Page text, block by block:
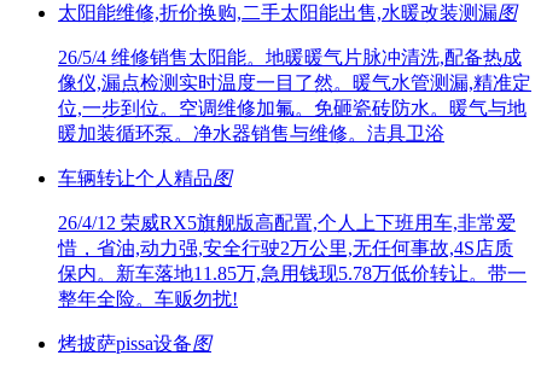
太阳能维修,折价换购,二手太阳能出售,水暖改装测漏图
26/5/4 维修销售太阳能。地暖暖气片脉冲清洗,配备热成
像仪,漏点检测实时温度一目了然。暖气水管测漏,精准定
位,一步到位。空调维修加氟。免砸瓷砖防水。暖气与地
暖加装循环泵。净水器销售与维修。洁具卫浴
车辆转让个人精品图
26/4/12 荣威RX5旗舰版高配置,个人上下班用车,非常爱
惜，省油,动力强,安全行驶2万公里,无任何事故,4S店质
保内。新车落地11.85万,急用钱现5.78万低价转让。带一
整年全险。车贩勿扰!
烤披萨pissa设备图